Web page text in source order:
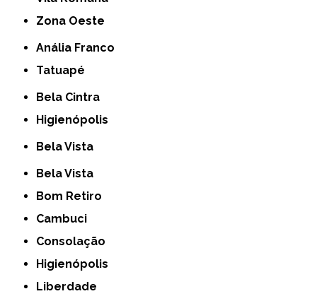
Zona Oeste
Anália Franco
Tatuapé
Bela Cintra
Higienópolis
Bela Vista
Bela Vista
Bom Retiro
Cambuci
Consolação
Higienópolis
Liberdade